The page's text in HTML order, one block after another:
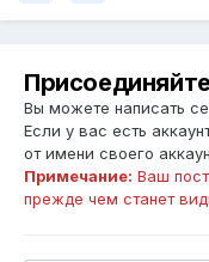
Вы можете написать
Если у вас есть
от имени своего
Примечание: Ваш
прежде чем станет